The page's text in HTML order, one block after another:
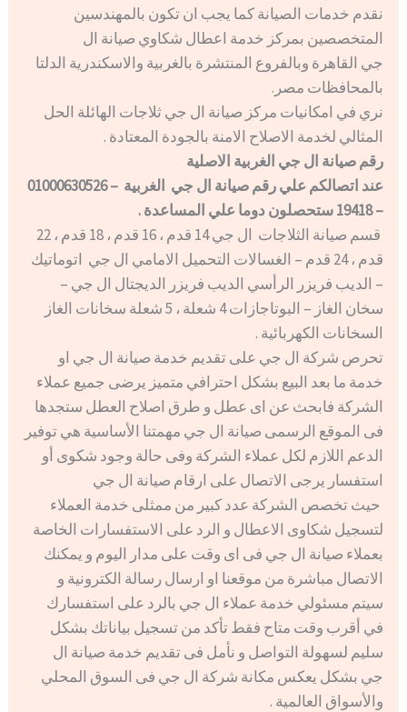
نقدم خدمات الصيانة كما يجب ان تكون بالمهندسين
المتخصصين بمركز خدمة اعطال شكاوي صيانة ال
جي القاهرة وبالفروع المنتشرة بالغربية والاسكندرية الدلتا
بالمحافظات مصر.
نري في امكانيات مركز صيانة ال جي ثلاجات الهائلة الحل
المثالي لخدمة الاصلاح الامنة بالجودة المعتادة .
رقم صيانة ال جي الغربية الاصلية
عند اتصالكم علي رقم صيانة ال جي الغربية – 01000630526
– 19418 ستحصلون دوما علي المساعدة .
قسم صيانة الثلاجات ال جي 14 قدم ، 16 قدم ، 18 قدم ، 22
قدم ، 24 قدم – الغسالات التحميل الامامي ال جي اتوماتيك
– الديب فريزر الرأسي الديب فريزر الديجتال ال جي –
سخان الغاز – البوتاجازات 4 شعلة ، 5 شعلة سخانات الغاز
السخانات الكهربائية .
تحرص شركة ال جي على تقديم خدمة صيانة ال جي او
خدمة ما بعد البيع بشكل احترافي متميز يرضى جميع عملاء
الشركة فابحث عن اى عطل و طرق اصلاح العطل ستجدها
فى الموقع الرسمى صيانة ال جي مهمتنا الأساسية هي توفير
الدعم اللازم لكل عملاء الشركة وفى حالة وجود شكوى أو
استفسار يرجى الاتصال على ارقام صيانة ال جي
حيث تخصص الشركة عدد كبير من ممثلى خدمة العملاء
لتسجيل شكاوى الاعطال و الرد على الاستفسارات الخاصة
بعملاء صيانة ال جي فى اى وقت على مدار اليوم و يمكنك
الاتصال مباشرة من موقعنا او ارسال رسالة الكترونية و
سيتم مسئولي خدمة عملاء ال جي بالرد على استفسارك
في أقرب وقت متاح فقط تأكد من تسجيل بياناتك بشكل
سليم لسهولة التواصل و نأمل فى تقديم خدمة صيانة ال
جي بشكل يعكس مكانة شركة ال جي فى السوق المحلي
والأسواق العالمية .